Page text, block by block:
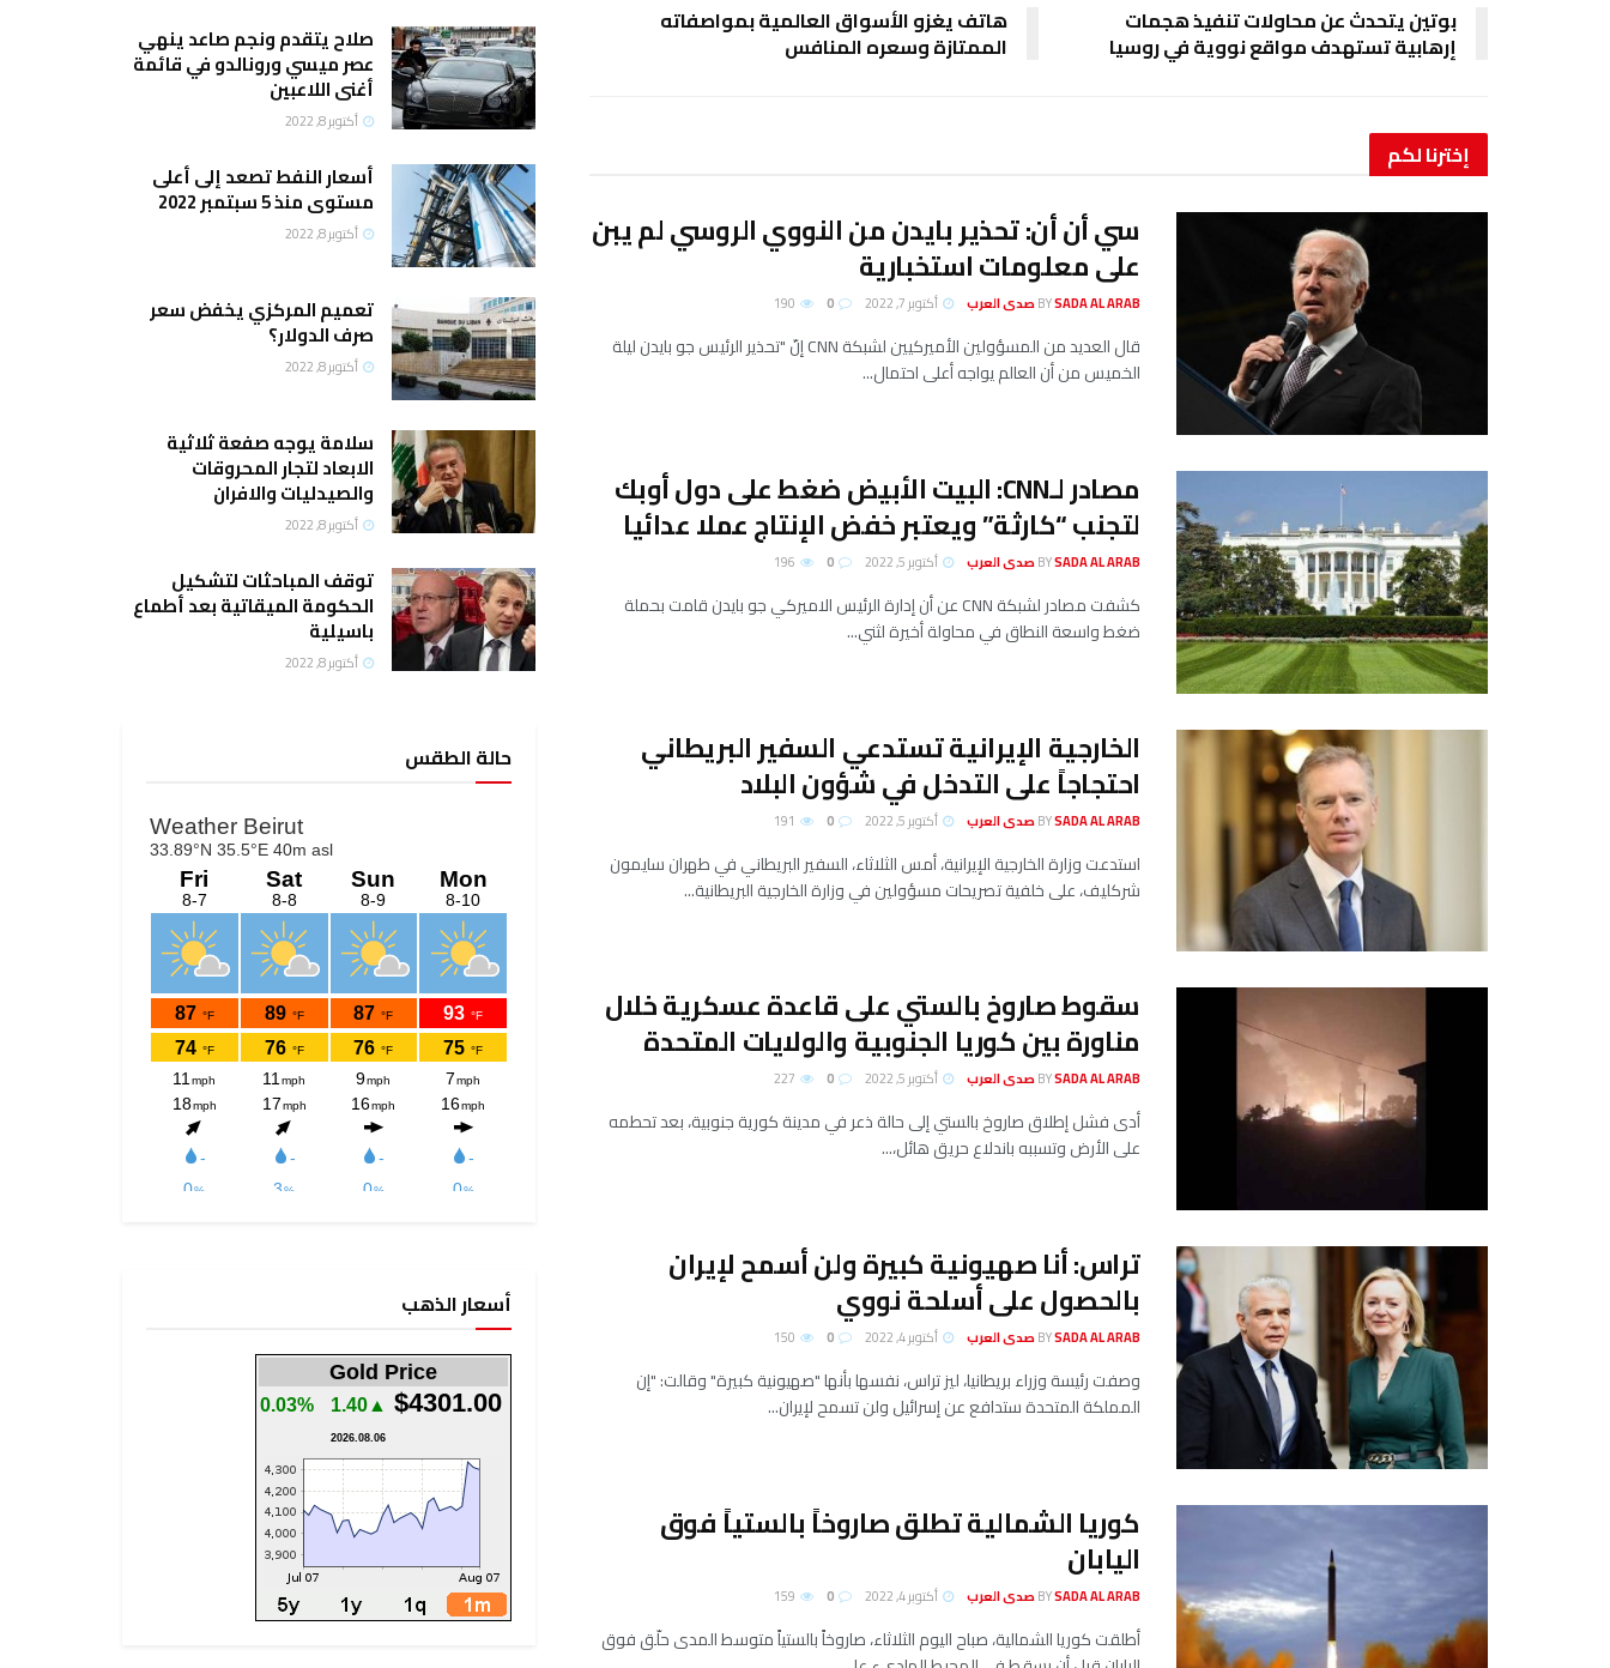
بوتين يتحدث عن محاولات تنفيذ هجمات
إرهابية تستهدف مواقع نووية في روسيا
هاتف يغزو الأسواق العالمية بمواصفاته
الممتازة وسعره المنافس
إخترنالكم
سي أن أن: تحذير بايدن من النووي الروسي لم يبن
على معلومات استخبارية
BYSADA AL ARAB صدى العرب أكتوبر 7, 2022
قال العديد من المسؤولين الأميركيين لشبكة CNN إنّ "تحذير الرئيس جو بايدن ليلة
الخميس من أن العالم يواجه أعلى احتمال...
مصادر لـCNN: البيت الأبيض ضغط على دول أوبك
لتجنب “كارثة” ويعتبر خفض الإنتاج عملا عدائيا
BYSADA AL ARAB صدى العرب أكتوبر 5, 2022
كشفت مصادر لشبكة CNN عن أن إدارة الرئيس الاميركي ​جو بايدن​ قامت بحملة
ضغط واسعة النطاق في محاولة أخيرة لثني...
الخارجية الإيرانية تستدعي السفير البريطاني
احتجاجاً على التدخل في شؤون البلاد
BYSADA AL ARAB صدى العرب أكتوبر 5, 2022
استدعت وزارة الخارجية الإيرانية، أمس الثلاثاء، السفير البريطاني في طهران سايمون
شركليف، على خلفية تصريحات مسؤولين في وزارة الخارجية البريطانية...
سقوط صاروخ بالستي على قاعدة عسكرية خلال
مناورة بين كوريا الجنوبية والولايات المتحدة
BYSADA AL ARAB صدى العرب أكتوبر 5, 2022
أدى فشل إطلاق صاروخ بالستي إلى حالة ذعر في مدينة كورية جنوبية، بعد تحطمه
على الأرض وتسببه باندلاع حريق هائل،...
تراس: أنا صهيونية كبيرة ولن أسمح لإيران
بالحصول على أسلحة نووي
BYSADA AL ARAB صدى العرب أكتوبر 4, 2022
وصفت رئيسة وزراء بريطانيا، ليز تراس، نفسها بأنها "صهيونية كبيرة" وقالت: "إن
المملكة المتحدة ستدافع عن إسرائيل ولن تسمح لإيران...
كوريا الشمالية تطلق صاروخاً بالستياً فوق
اليابان
BYSADA AL ARAB صدى العرب أكتوبر 4, 2022
أطلقت كوريا الشمالية، صباح اليوم الثلاثاء، صاروخاً بالستياً متوسط المدى حلّق فوق
صلاح يتقدم ونجم صاعد ينهي
عصر ميسي ورونالدو في قائمة
أغنى اللاعبين
أكتوبر 8, 2022
أسعار النفط تصعد إلى أعلى
مستوى منذ 5 سبتمبر 2022
أكتوبر 8, 2022
تعميم المركزي يخفض سعر
صرف الدولار؟
أكتوبر 8, 2022
سلامة يوجه صفعة ثلاثية
الابعاد لتجار المحروقات
والصيدليات والافران
أكتوبر 8, 2022
توقف المباحثات لتشكيل
الحكومة الميقاتية بعد أطماع
باسيلية
أكتوبر 8, 2022
حالة الطقس
أسعار الذهب
Gold Price
$4301.00
▲1.40
0.03%
2026.08.06